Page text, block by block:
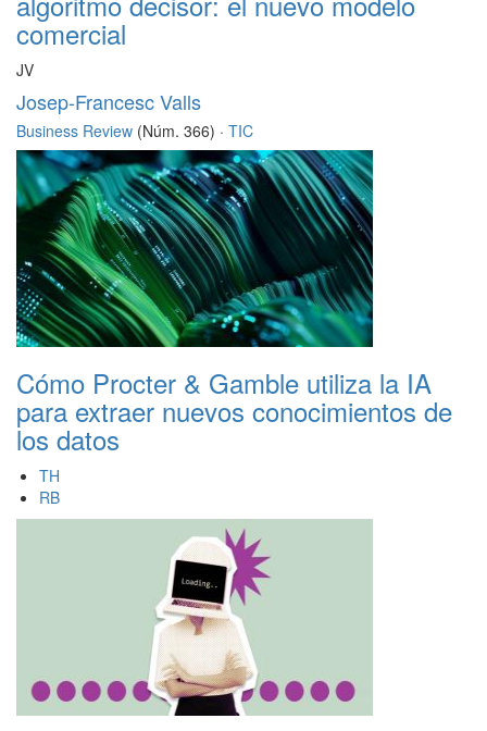
comercial
JV
Josep-Francesc Valls
Business Review (Núm. 366) · TIC
Cómo Procter & Gamble utiliza la IA
para extraer nuevos conocimientos de
los datos
TH
RB